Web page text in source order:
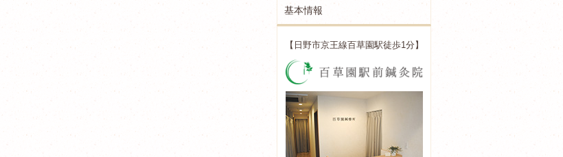
基本情報
【日野市京王線百草園駅徒歩1分】